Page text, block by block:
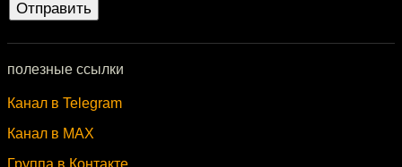
полезные ссылки
Канал в Telegram
Канал в MAX